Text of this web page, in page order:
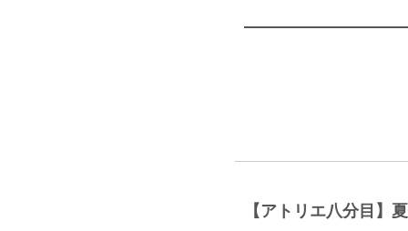
【アトリエ八分目】